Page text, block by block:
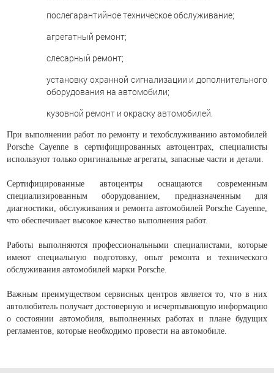
послегарантийное техническое обслуживание;
агрегатный ремонт;
слесарный ремонт;
установку охранной сигнализации и дополнительного
оборудования на автомобили;
кузовной ремонт и окраску автомобилей.
При выполнении работ по ремонту и техобслуживанию автомобилей
Porsche Cayenne в сертифицированных автоцентрах, специалисты
используют только оригинальные агрегаты, запасные части и детали.
Сертифицированные автоцентры оснащаются современным
специализированным оборудованием, предназначенным для
диагностики, обслуживания и ремонта автомобилей Porsche Cayenne,
что обеспечивает высокое качество выполнения работ.
Работы выполняются профессиональными специалистами, которые
имеют специальную подготовку, опыт ремонта и технического
обслуживания автомобилей марки Porsche.
Важным преимуществом сервисных центров является то, что в них
автолюбитель получает достоверную и исчерпывающую информацию
о состоянии автомобиля, выполненных работах и плане будущих
регламентов, которые необходимо провести на автомобиле.